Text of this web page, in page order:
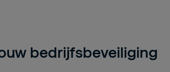
bedrijfsbeveiliging